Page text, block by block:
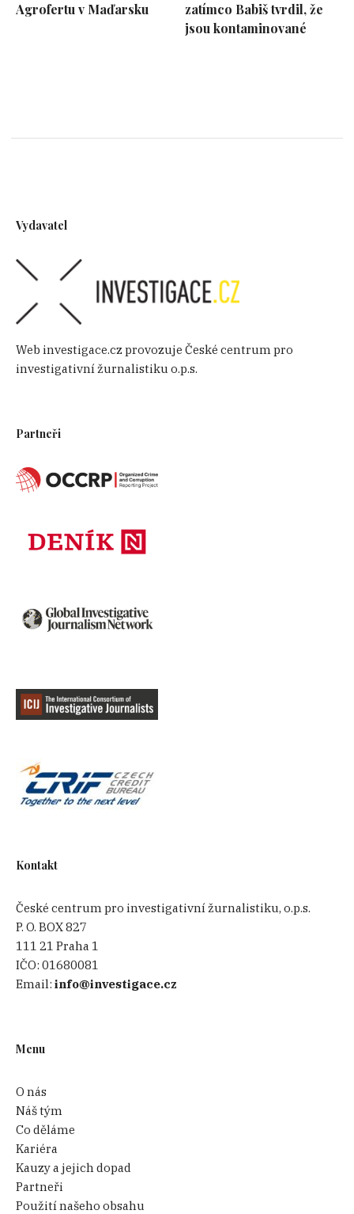
Agrofertu v Maďarsku
zatímco Babiš tvrdil, že
jsou kontaminované
Vydavatel
Web investigace.cz provozuje České centrum pro
investigativní žurnalistiku o.p.s.
Partneři
Kontakt
České centrum pro investigativní žurnalistiku, o.p.s.
P. O. BOX 827
111 21 Praha 1
IČO:01680081
Email:info@investigace.cz
Menu
O nás
Náš tým
Co děláme
Kariéra
Kauzy a jejich dopad
Partneři
Použití našeho obsahu